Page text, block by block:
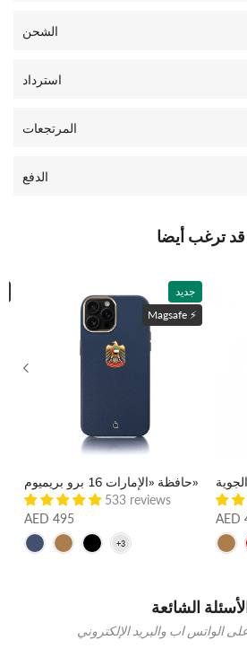
الشحن
استرداد
المرتجعات
الدفع
قد ترغب أيضا
جديد
Magsafe ⚡️
حافظة «الإمارات 16 برو بريميوم»
533 reviews
AED 495
AED
الشائعة
الواتس اب والبريد الإلكتروني